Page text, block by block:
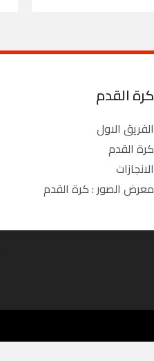
كرة القدم
الفريق الاول
كرة القدم
الانجازات
معرض الصور : كرة القدم